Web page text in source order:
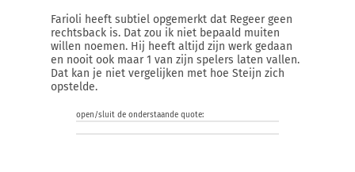
Farioli heeft subtiel opgemerkt dat Regeer geen
rechtsback is. Dat zou ik niet bepaald muiten
willen noemen. Hij heeft altijd zijn werk gedaan
en nooit ook maar 1 van zijn spelers laten vallen.
Dat kan je niet vergelijken met hoe Steijn zich
opstelde.
open/sluit de onderstaande quote: